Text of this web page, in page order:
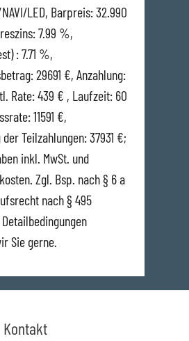
NAVI/LED, Barpreis: 32.990
7.99 %,
: 7.71 %,
29691 €, Anzahlung:
Rate: 439 € , Laufzeit: 60
11591 €,
Teilzahlungen: 37931 €;
inkl. MwSt. und
Zgl. Bsp. nach § 6 a
nach § 495
Sie gerne.